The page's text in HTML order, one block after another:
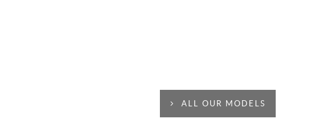
ALL OUR MODELS